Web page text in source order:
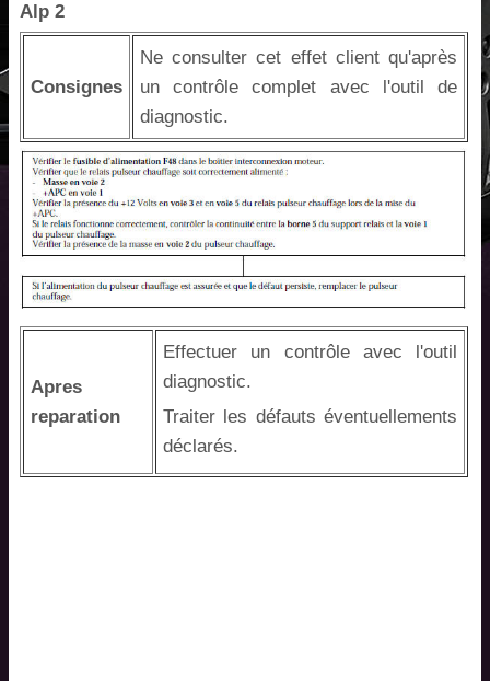
Alp 2
Consignes
Ne consulter cet effet client qu'après
un contrôle complet avec l'outil de
diagnostic.
Apres
reparation
Effectuer un contrôle avec l'outil
diagnostic.
Traiter les défauts éventuellements
déclarés.